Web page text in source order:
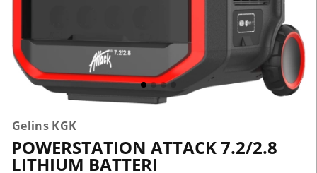
Gelins KGK
POWERSTATION ATTACK 7.2/2.8
LITHIUM BATTERI